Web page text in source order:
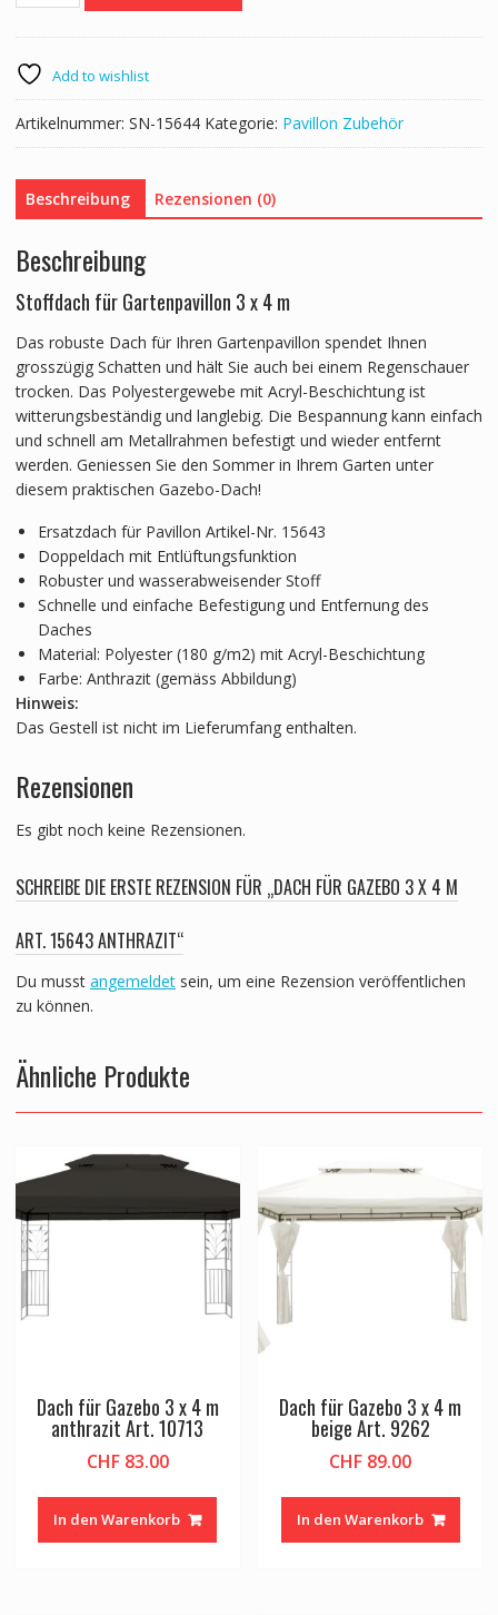
x
4
m
Art.
anthrazit
Menge
Add to wishlist
Artikelnummer: SN-15644 Kategorie: Pavillon Zubehör
Beschreibung Rezensionen (0)
Beschreibung
Stoffdach für Gartenpavillon 3 x 4 m
Das robuste Dach für Ihren Gartenpavillon spendet Ihnen
grosszügig Schatten und hält Sie auch bei einem Regenschauer
trocken. Das Polyestergewebe mit Acryl-Beschichtung ist
witterungsbeständig und langlebig. Die Bespannung kann einfach
und schnell am Metallrahmen befestigt und wieder entfernt
werden. Geniessen Sie den Sommer in Ihrem Garten unter
diesem praktischen Gazebo-Dach!
Ersatzdach für Pavillon Artikel-Nr. 15643
Doppeldach mit Entlüftungsfunktion
Robuster und wasserabweisender Stoff
Schnelle und einfache Befestigung und Entfernung des
Daches
Material: Polyester (180 g/m2) mit Acryl-Beschichtung
Farbe: Anthrazit (gemäss Abbildung)
Hinweis:
Das Gestell ist nicht im Lieferumfang enthalten.
Rezensionen
Es gibt noch keine Rezensionen.
SCHREIBE DIE ERSTE REZENSION FÜR „DACH FÜR GAZEBO 3 X 4 M
ART. 15643 ANTHRAZIT“
Du musst angemeldetsein, um eine Rezension veröffentlichen
zu können.
Ähnliche Produkte
Dach für Gazebo 3 x 4 m
anthrazit Art. 10713
CHF83.00
In den Warenkorb
Dach für Gazebo 3 x 4 m
beige Art. 9262
CHF 89.00
In den Warenkorb